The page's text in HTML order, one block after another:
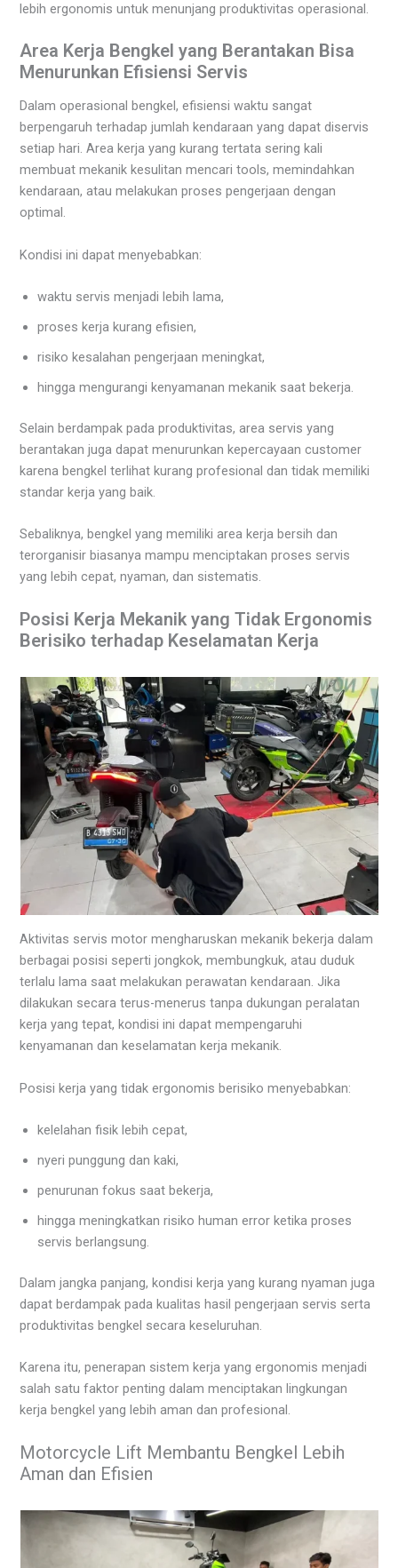
lebih ergonomis untuk menunjang produktivitas operasional.
Area Kerja Bengkel yang Berantakan Bisa
Menurunkan Efisiensi Servis
Dalam operasional bengkel, efisiensi waktu sangat
berpengaruh terhadap jumlah kendaraan yang dapat diservis
setiap hari. Area kerja yang kurang tertata sering kali
membuat mekanik kesulitan mencari tools, memindahkan
kendaraan, atau melakukan proses pengerjaan dengan
optimal.
Kondisi ini dapat menyebabkan:
waktu servis menjadi lebih lama,
proses kerja kurang efisien,
risiko kesalahan pengerjaan meningkat,
hingga mengurangi kenyamanan mekanik saat bekerja.
Selain berdampak pada produktivitas, area servis yang
berantakan juga dapat menurunkan kepercayaan customer
karena bengkel terlihat kurang profesional dan tidak memiliki
standar kerja yang baik.
Sebaliknya, bengkel yang memiliki area kerja bersih dan
terorganisir biasanya mampu menciptakan proses servis
yang lebih cepat, nyaman, dan sistematis.
Posisi Kerja Mekanik yang Tidak Ergonomis
Berisiko terhadap Keselamatan Kerja
Aktivitas servis motor mengharuskan mekanik bekerja dalam
berbagai posisi seperti jongkok, membungkuk, atau duduk
terlalu lama saat melakukan perawatan kendaraan. Jika
dilakukan secara terus-menerus tanpa dukungan peralatan
kerja yang tepat, kondisi ini dapat mempengaruhi
kenyamanan dan keselamatan kerja mekanik.
Posisi kerja yang tidak ergonomis berisiko menyebabkan:
kelelahan fisik lebih cepat,
nyeri punggung dan kaki,
penurunan fokus saat bekerja,
hingga meningkatkan risiko human error ketika proses
servis berlangsung.
Dalam jangka panjang, kondisi kerja yang kurang nyaman juga
dapat berdampak pada kualitas hasil pengerjaan servis serta
produktivitas bengkel secara keseluruhan.
Karena itu, penerapan sistem kerja yang ergonomis menjadi
salah satu faktor penting dalam menciptakan lingkungan
kerja bengkel yang lebih aman dan profesional.
Motorcycle Lift Membantu Bengkel Lebih
Aman dan Efisien